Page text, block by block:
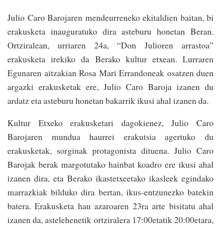
Julio Caro Barojaren mendeurreneko ekitaldien baitan, bi
erakusketa inauguratuko dira asteburu honetan Beran.
Ortziralean, urriaren 24a, “Don Julioren arrastoa”
erakusketa irekiko da Berako kultur etxean. Lurraren
Egunaren aitzakian Rosa Mari Errandoneak osatzen duen
argazki erakusketak ere, Julio Caro Baroja izanen du
ardatz eta asteburu honetan bakarrik ikusi ahal izanen da.
Kultur Etxeko erakusketari dagokienez, Julio Caro
Barojaren mundua haurrei erakutsia agertuko du
erakusketak, sorginak protagonista dituena. Julio Caro
Barojak berak margotutako hainbat koadro ere ikusi ahal
izanen dira, eta Berako ikastetxeetako ikasleek egindako
marrazkiak bilduko dira bertan, ikus-entzunezko batekin
batera. Erakusketa hau azaroaren 23ra arte bisitatu ahal
izanen da, astelehenetik ortziralera 17:00etatik 20:00etara,